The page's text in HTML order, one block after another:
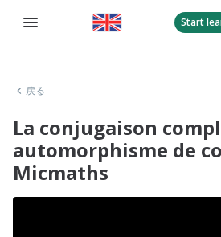
Start
戻る
La conjugaison
automorphisme de
Micmaths